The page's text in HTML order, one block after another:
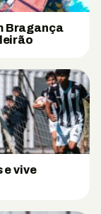
Bragança
e vive